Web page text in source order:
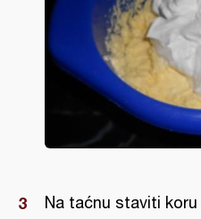
Na taćnu staviti